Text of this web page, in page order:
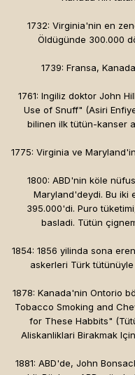
1732: Virginia'nin en
Öldügünde 300.000
1739: Fransa,
1761: Ingiliz doktor John
Use of Snuff" (Asiri
bilinen ilk tütün-kanser
1775: Virginia ve
1800: ABD'nin köle
Maryland'deydi. Bu iki
395.000'di. Puro
basladi. Tütün
1854: 1856 yilinda sona
askerleri Türk
1878: Kanada'nin Ontorio
Tobacco Smoking and
for These Habbits"
Aliskanliklari Birakmak
1881: ABD'de, John